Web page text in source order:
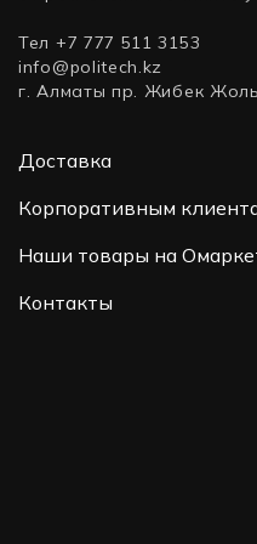
Тел +7 777 511 3153
info@politech.kz
г. Алматы пр. Жибек
Доставка
Корпоративным
Наши товары на
Контакты